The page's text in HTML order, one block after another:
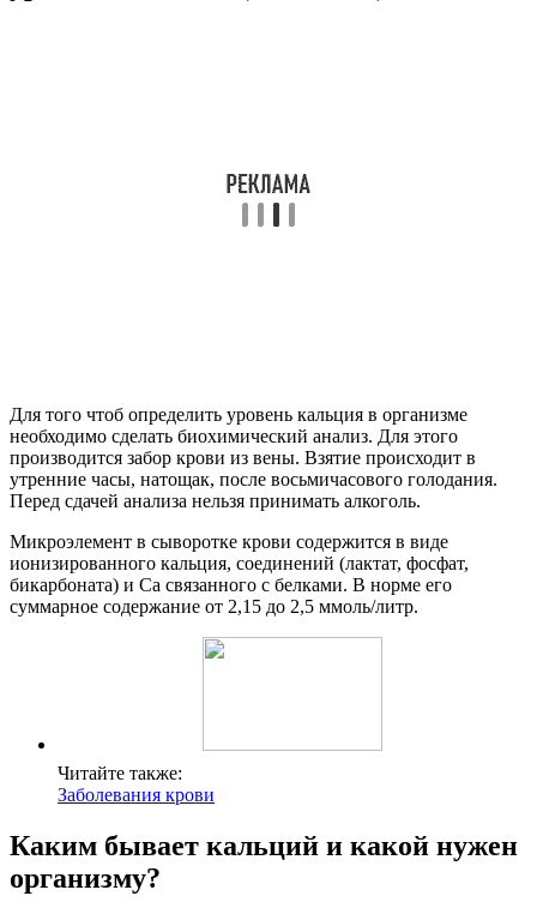
Для того чтоб определить уровень кальция в организме
необходимо сделать биохимический анализ. Для этого
производится забор крови из вены. Взятие происходит в
утренние часы, натощак, после восьмичасового голодания.
Перед сдачей анализа нельзя принимать алкоголь.
Микроэлемент в сыворотке крови содержится в виде
ионизированного кальция, соединений (лактат, фосфат,
бикарбоната) и Са связанного с белками. В норме его
суммарное содержание от 2,15 до 2,5 ммоль/литр.
Читайте также:
Заболевания крови
Каким бывает кальций и какой нужен
организму?